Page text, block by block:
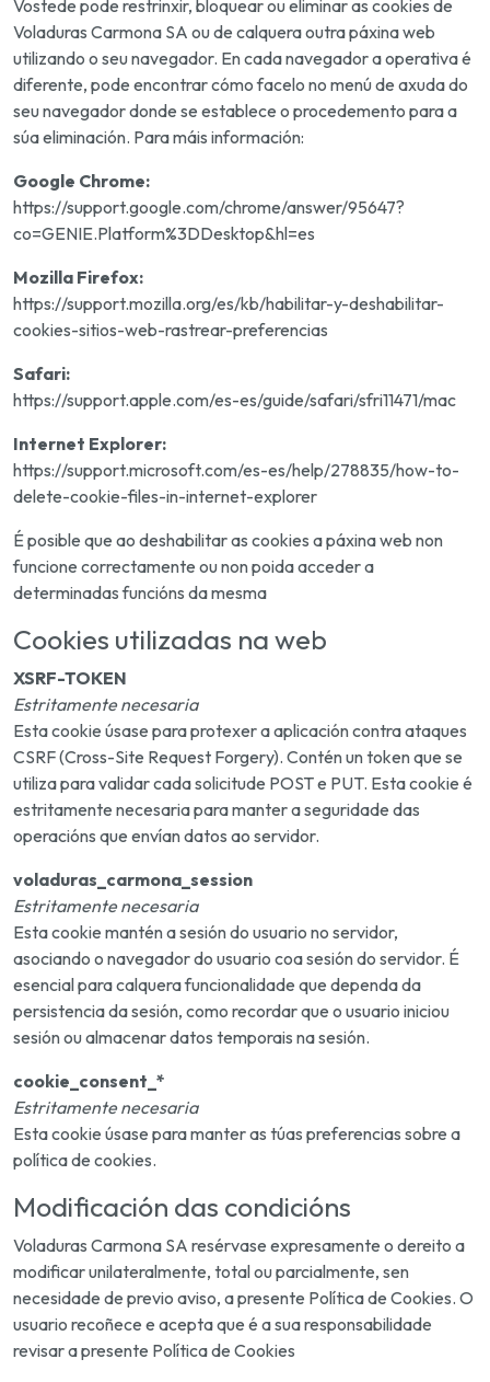
Vostede pode restrinxir, bloquear ou eliminar as cookies de
Voladuras Carmona SA ou de calquera outra páxina web
utilizando o seu navegador. En cada navegador a operativa é
diferente, pode encontrar cómo facelo no menú de axuda do
seu navegador donde se establece o procedemento para a
súa eliminación. Para máis información:
Google Chrome:
https://support.google.com/chrome/answer/95647?
co=GENIE.Platform%3DDesktop&hl=es
Mozilla Firefox:
https://support.mozilla.org/es/kb/habilitar-y-deshabilitar-
cookies-sitios-web-rastrear-preferencias
Safari:
https://support.apple.com/es-es/guide/safari/sfri11471/mac
Internet Explorer:
https://support.microsoft.com/es-es/help/278835/how-to-
delete-cookie-files-in-internet-explorer
É posible que ao deshabilitar as cookies a páxina web non
funcione correctamente ou non poida acceder a
determinadas funcións da mesma
Cookies utilizadas na web
XSRF-TOKEN
Estritamente necesaria
Esta cookie úsase para protexer a aplicación contra ataques
CSRF (Cross-Site Request Forgery). Contén un token que se
utiliza para validar cada solicitude POST e PUT. Esta cookie é
estritamente necesaria para manter a seguridade das
operacións que envían datos ao servidor.
voladuras_carmona_session
Estritamente necesaria
Esta cookie mantén a sesión do usuario no servidor,
asociando o navegador do usuario coa sesión do servidor. É
esencial para calquera funcionalidade que dependa da
persistencia da sesión, como recordar que o usuario iniciou
sesión ou almacenar datos temporais na sesión.
cookie_consent_*
Estritamente necesaria
Esta cookie úsase para manter as túas preferencias sobre a
política de cookies.
Modificación das condicións
Voladuras Carmona SA resérvase expresamente o dereito a
modificar unilateralmente, total ou parcialmente, sen
necesidade de previo aviso, a presente Política de Cookies. O
usuario recoñece e acepta que é a sua responsabilidade
revisar a presente Política de Cookies